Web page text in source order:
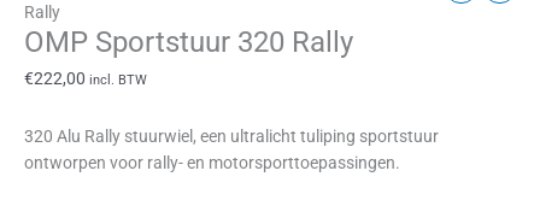
Rally
OMP Sportstuur 320 Rally
€222,00 incl. BTW
320 Alu Rally stuurwiel, een ultralicht tuliping sportstuur
ontworpen voor rally- en motorsporttoepassingen.